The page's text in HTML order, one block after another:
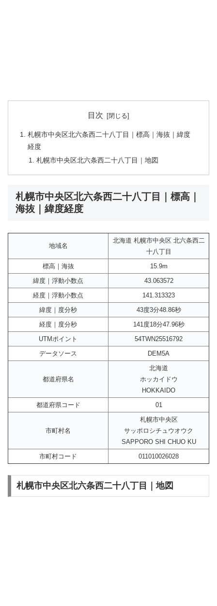
目次
札幌市中央区北六条西二十八丁目｜標高｜海抜｜緯度
経度
札幌市中央区北六条西二十八丁目｜地図
札幌市中央区北六条西二十八丁目｜標高｜
海抜｜緯度経度
地域名
北海道 札幌市中央区 北六条西二
十八丁目
標高｜海抜
15.9m
緯度｜浮動小数点
43.063572
経度｜浮動小数点
141.313323
緯度｜度分秒
43度3分48.86秒
経度｜度分秒
141度18分47.96秒
UTMポイント
54TWN25516792
データソース
DEM5A
都道府県名
北海道
ホッカイドウ
HOKKAIDO
都道府県コード
01
市町村名
札幌市中央区
サッポロシチュウオウク
SAPPORO SHI CHUO KU
市町村コード
011010026028
札幌市中央区北六条西二十八丁目｜地図